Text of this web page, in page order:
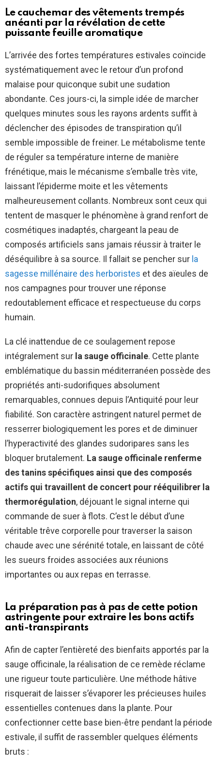
Le cauchemar des vêtements trempés
anéanti par la révélation de cette
puissante feuille aromatique
L’arrivée des fortes températures estivales coïncide
systématiquement avec le retour d’un profond
malaise pour quiconque subit une sudation
abondante. Ces jours-ci, la simple idée de marcher
quelques minutes sous les rayons ardents suffit à
déclencher des épisodes de transpiration qu’il
semble impossible de freiner. Le métabolisme tente
de réguler sa température interne de manière
frénétique, mais le mécanisme s’emballe très vite,
laissant l’épiderme moite et les vêtements
malheureusement collants. Nombreux sont ceux qui
tentent de masquer le phénomène à grand renfort de
cosmétiques inadaptés, chargeant la peau de
composés artificiels sans jamais réussir à traiter le
déséquilibre à sa source. Il fallait se pencher sur la
sagesse millénaire des herboristes et des aïeules de
nos campagnes pour trouver une réponse
redoutablement efficace et respectueuse du corps
humain.
La clé inattendue de ce soulagement repose
intégralement sur la sauge officinale. Cette plante
emblématique du bassin méditerranéen possède des
propriétés anti-sudorifiques absolument
remarquables, connues depuis l’Antiquité pour leur
fiabilité. Son caractère astringent naturel permet de
resserrer biologiquement les pores et de diminuer
l’hyperactivité des glandes sudoripares sans les
bloquer brutalement. La sauge officinale renferme
des tanins spécifiques ainsi que des composés
actifs qui travaillent de concert pour rééquilibrer la
thermorégulation, déjouant le signal interne qui
commande de suer à flots. C’est le début d’une
véritable trêve corporelle pour traverser la saison
chaude avec une sérénité totale, en laissant de côté
les sueurs froides associées aux réunions
importantes ou aux repas en terrasse.
La préparation pas à pas de cette potion
astringente pour extraire les bons actifs
anti-transpirants
Afin de capter l’entièreté des bienfaits apportés par la
sauge officinale, la réalisation de ce remède réclame
une rigueur toute particulière. Une méthode hâtive
risquerait de laisser s’évaporer les précieuses huiles
essentielles contenues dans la plante. Pour
confectionner cette base bien-être pendant la période
estivale, il suffit de rassembler quelques éléments
bruts :